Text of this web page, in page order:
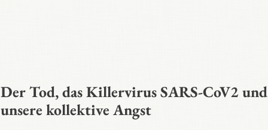
Der Tod, das Killervirus SARS-CoV2 und
unsere kollektive Angst